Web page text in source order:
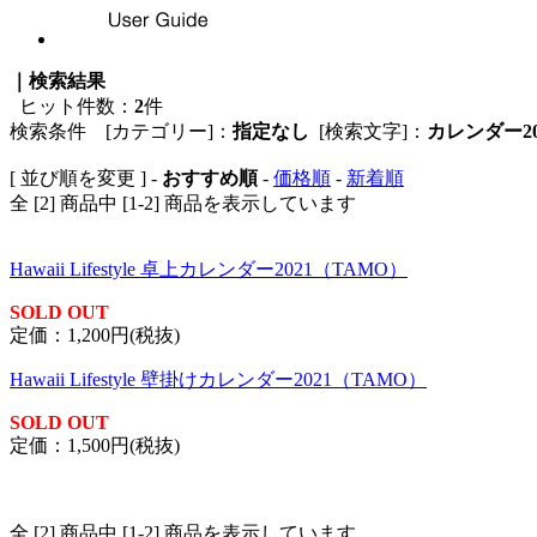
｜検索結果
ヒット件数： 2件
検索条件 [カテゴリー]：指定なし [検索文字]： カレンダー
[ 並び順を変更 ] - おすすめ順- 価格順 - 新着順
全 [2] 商品中 [1-2] 商品を表示しています
Hawaii Lifestyle 卓上カレンダー2021（TAMO）
SOLD OUT
定価：1,200円(税抜)
Hawaii Lifestyle 壁掛けカレンダー2021（TAMO）
SOLD OUT
定価：1,500円(税抜)
全 [2] 商品中 [1-2] 商品を表示しています